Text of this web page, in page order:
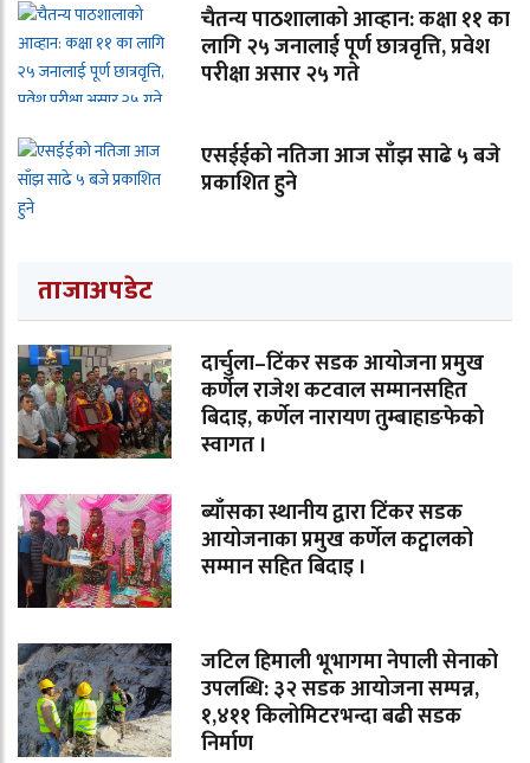
चैतन्य पाठशालाको आव्हान: कक्षा ११ का
लागि २५ जनालाई पूर्ण छात्रवृत्ति, प्रवेश
परीक्षा असार २५ गते
एसईईको नतिजा आज साँझ साढे ५ बजे
प्रकाशित हुने
ताजाअपडेट
दार्चुला–टिंकर सडक आयोजना प्रमुख
कर्णेल राजेश कटवाल सम्मानसहित
बिदाइ, कर्णेल नारायण तुम्बाहाङफेको
स्वागत ।
ब्याँसका स्थानीय द्वारा टिंकर सडक
आयोजनाका प्रमुख कर्णेल कट्वालको
सम्मान सहित बिदाइ ।
जटिल हिमाली भूभागमा नेपाली सेनाको
उपलब्धि: ३२ सडक आयोजना सम्पन्न,
१,४११ किलोमिटरभन्दा बढी सडक
निर्माण